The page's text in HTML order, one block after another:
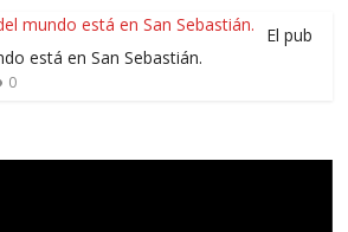
El pub
está en San Sebastián.
0